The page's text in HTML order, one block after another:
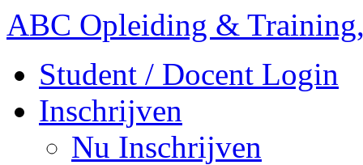
ABC Opleiding &
Student / Docent Login
Inschrijven
Nu Inschrijven